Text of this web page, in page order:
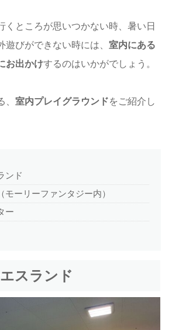
くところが思いつかない時、暑い日
遊びができない時には、 室内にある
お出かけするのはいかがでしょう。
室内プレイグラウンドをご紹介し
ンド
モーリーファンタジー内）
ー
スランド